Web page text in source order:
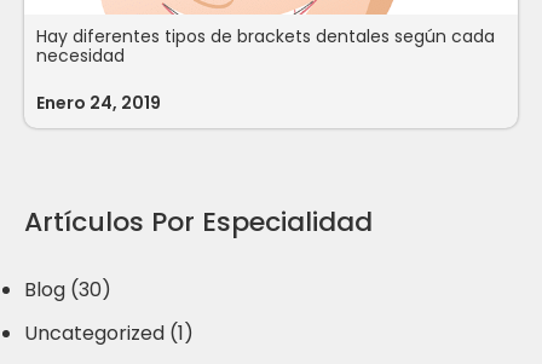
Hay diferentes tipos de brackets dentales según cada
necesidad
Enero 24, 2019
Artículos Por Especialidad
Blog (30)
Uncategorized (1)